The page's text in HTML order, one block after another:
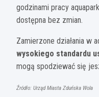
godzinami pracy
dostępna bez zmian.
Zamierzone działania w
wysokiego standardu
mogą spodziewać się
Źródło: Urząd Miasta Zduńska Wola